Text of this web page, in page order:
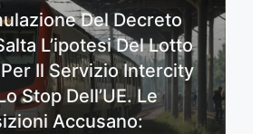
Del Decreto
L’ipotesi Del Lotto
Il Servizio Intercity
Stop Dell’UE. Le
Accusano: